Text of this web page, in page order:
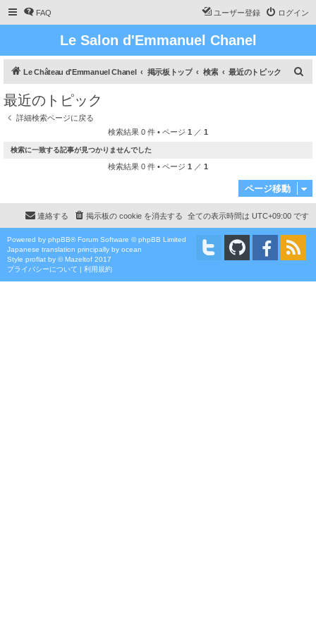
FAQ ログイン
ユーザー登録
Le Salon d'Emmanuel Chanel
Le Château d'Emmanuel Chanel 掲示板トップ 検索 最近のトピック
最近のトピック
詳細検索ページに戻る
検索結果 0 件 • ページ 1 ／ 1
検索に一致する記事が見つかりませんでした
検索結果 0 件 • ページ 1 ／ 1
ページ移動
全ての表示時間は UTC+09:00 です
掲示板の cookie を消去する
連絡する
Powered by phpBB® Forum Software © phpBB Limited
Japanese translation principally by ocean
Style proflat by ©Mazeltof 2017
プライバシーについて | 利用規約